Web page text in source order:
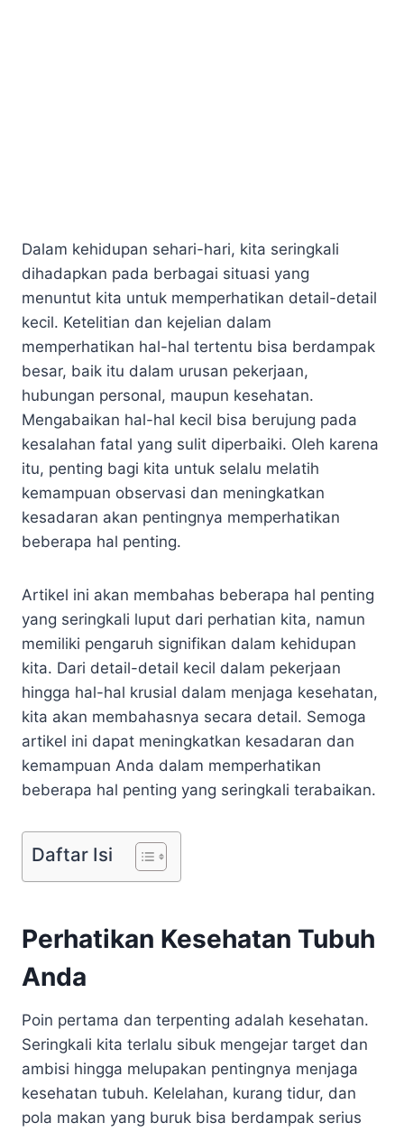
Dalam kehidupan sehari-hari, kita seringkali
dihadapkan pada berbagai situasi yang
menuntut kita untuk memperhatikan detail-detail
kecil. Ketelitian dan kejelian dalam
memperhatikan hal-hal tertentu bisa berdampak
besar, baik itu dalam urusan pekerjaan,
hubungan personal, maupun kesehatan.
Mengabaikan hal-hal kecil bisa berujung pada
kesalahan fatal yang sulit diperbaiki. Oleh karena
itu, penting bagi kita untuk selalu melatih
kemampuan observasi dan meningkatkan
kesadaran akan pentingnya memperhatikan
beberapa hal penting.
Artikel ini akan membahas beberapa hal penting
yang seringkali luput dari perhatian kita, namun
memiliki pengaruh signifikan dalam kehidupan
kita. Dari detail-detail kecil dalam pekerjaan
hingga hal-hal krusial dalam menjaga kesehatan,
kita akan membahasnya secara detail. Semoga
artikel ini dapat meningkatkan kesadaran dan
kemampuan Anda dalam memperhatikan
beberapa hal penting yang seringkali terabaikan.
Daftar Isi
Perhatikan Kesehatan Tubuh
Anda
Poin pertama dan terpenting adalah kesehatan.
Seringkali kita terlalu sibuk mengejar target dan
ambisi hingga melupakan pentingnya menjaga
kesehatan tubuh. Kelelahan, kurang tidur, dan
pola makan yang buruk bisa berdampak serius